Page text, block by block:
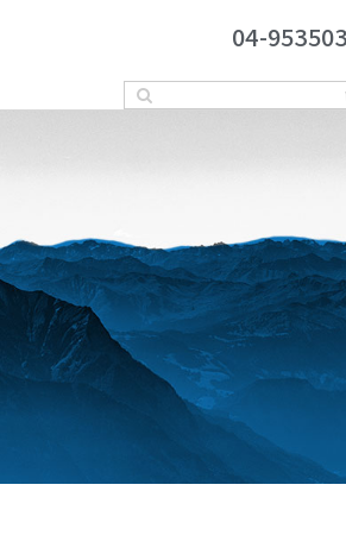
04-